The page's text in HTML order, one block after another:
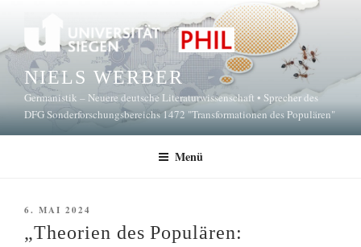
springen
NIELS WERBER
Germanistik – Neuere deutsche Literaturwissenschaft • Sprecher des
DFG Sonderforschungsbereichs 1472 "Transformationen des Populären"
Menü
VERÖFFENTLICHT
AM
6. MAI 2024
„Theorien des Populären: